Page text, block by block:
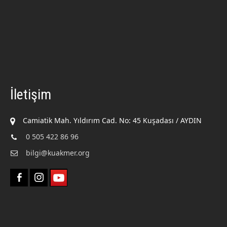
İletişim
Camiatik Mah. Yıldırım Cad. No: 45 Kuşadası / AYDIN
0 505 422 86 96
bilgi@kuakmer.org